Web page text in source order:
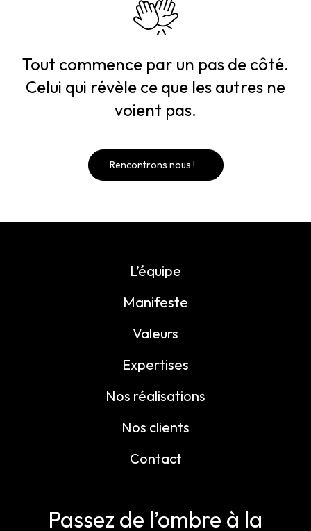
Tout commence par un pas de côté.
Celui qui révèle ce que les autres ne
voient pas.
Rencontrons nous !
L’équipe
Manifeste
Valeurs
Expertises
Nos réalisations
Nos clients
Contact
Passez de l’ombre à la